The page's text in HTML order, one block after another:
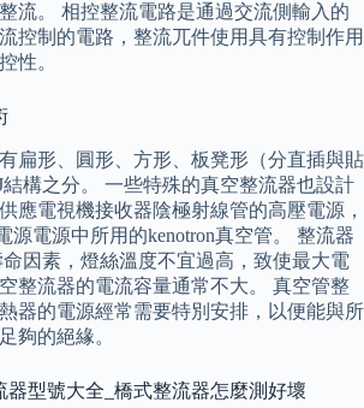
流。 相控整流電路是通過交流側輸入的
控制的電路，整流兀件使用具有控制作用
性。
扁形、圓形、方形、板凳形（分直插與貼
結構之分。 一些特殊的真空整流器也設計
應電視機接收器陰極射線管的高壓電源，
源電源中所用的kenotron真空管。 整流器
因素，燈絲溫度不宜過高，致使最大電
整流器的電流容量通常不大。 真空管整
器的電源經常需要特別安排，以便能與所
夠的絕緣。
器型號大全_橋式整流器怎麼測好壞